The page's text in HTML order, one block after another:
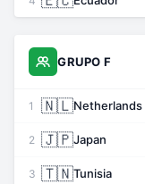
GRUPO F
1 🇳🇱Netherlands
2 🇯🇵Japan
3 🇹🇳Tunisia